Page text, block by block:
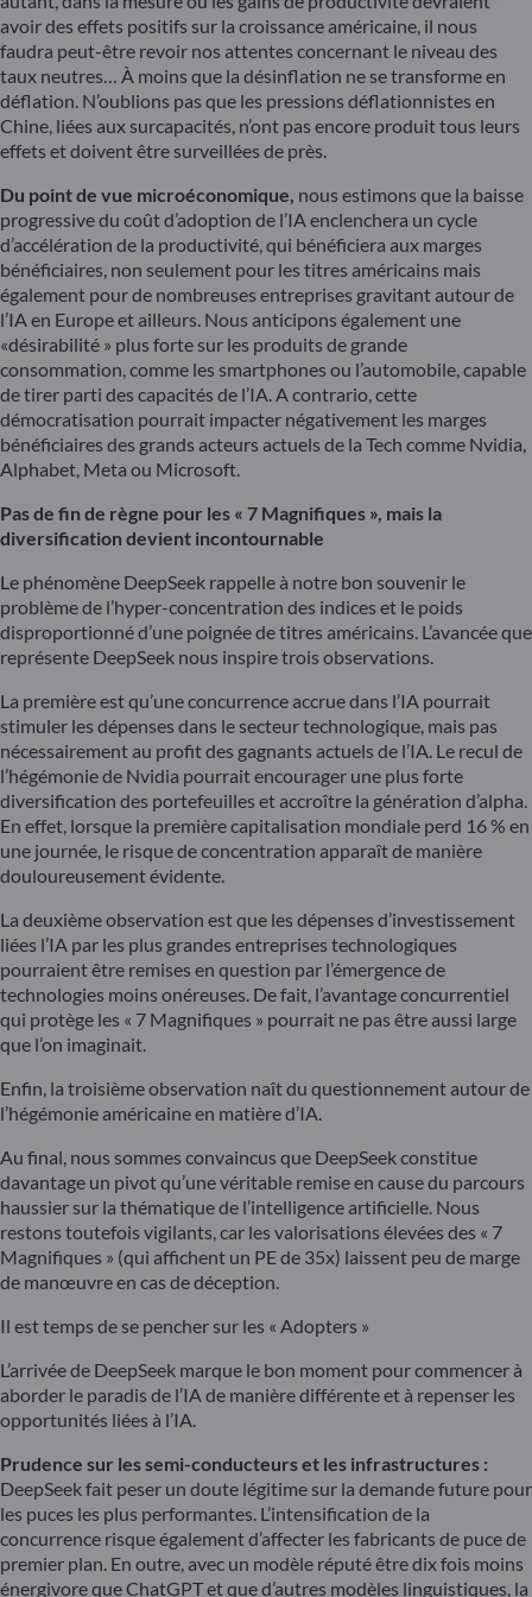
avoir des effets positifs sur la croissance américaine, il nous
faudra peut-être revoir nos attentes concernant le niveau des
taux neutres… À moins que la désinflation ne se transforme en
déflation. N’oublions pas que les pressions déflationnistes en
Chine, liées aux surcapacités, n’ont pas encore produit tous leurs
effets et doivent être surveillées de près.
Du point de vue microéconomique, nous estimons que la baisse
progressive du coût d’adoption de l’IA enclenchera un cycle
d’accélération de la productivité, qui bénéficiera aux marges
bénéficiaires, non seulement pour les titres américains mais
également pour de nombreuses entreprises gravitant autour de
l’IA en Europe et ailleurs. Nous anticipons également une
«désirabilité » plus forte sur les produits de grande
consommation, comme les smartphones ou l’automobile, capable
de tirer parti des capacités de l’IA. A contrario, cette
démocratisation pourrait impacter négativement les marges
bénéficiaires des grands acteurs actuels de la Tech comme Nvidia,
Alphabet, Meta ou Microsoft.
Pas de fin de règne pour les « 7 Magnifiques », mais la
diversification devient incontournable
Le phénomène DeepSeek rappelle à notre bon souvenir le
problème de l’hyper-concentration des indices et le poids
disproportionné d’une poignée de titres américains. L’avancée que
représente DeepSeek nous inspire trois observations.
La première est qu’une concurrence accrue dans l’IA pourrait
stimuler les dépenses dans le secteur technologique, mais pas
nécessairement au profit des gagnants actuels de l’IA. Le recul de
l’hégémonie de Nvidia pourrait encourager une plus forte
diversification des portefeuilles et accroître la génération d’alpha.
En effet, lorsque la première capitalisation mondiale perd 16 % en
une journée, le risque de concentration apparaît de manière
douloureusement évidente.
La deuxième observation est que les dépenses d’investissement
liées l’IA par les plus grandes entreprises technologiques
pourraient être remises en question par l’émergence de
technologies moins onéreuses. De fait, l’avantage concurrentiel
qui protège les « 7 Magnifiques » pourrait ne pas être aussi large
que l’on imaginait.
Enfin, la troisième observation naît du questionnement autour de
l’hégémonie américaine en matière d’IA.
Au final, nous sommes convaincus que DeepSeek constitue
davantage un pivot qu’une véritable remise en cause du parcours
haussier sur la thématique de l’intelligence artificielle. Nous
restons toutefois vigilants, car les valorisations élevées des « 7
Magnifiques » (qui affichent un PE de 35x) laissent peu de marge
de manœuvre en cas de déception.
Il est temps de se pencher sur les « Adopters »
L’arrivée de DeepSeek marque le bon moment pour commencer à
aborder le paradis de l’IA de manière différente et à repenser les
opportunités liées à l’IA.
Prudence sur les semi-conducteurs et les infrastructures :
DeepSeek fait peser un doute légitime sur la demande future pour
les puces les plus performantes. L’intensification de la
concurrence risque également d’affecter les fabricants de puce de
premier plan. En outre, avec un modèle réputé être dix fois moins
énergivore que ChatGPT et que d’autres modèles linguistiques, la